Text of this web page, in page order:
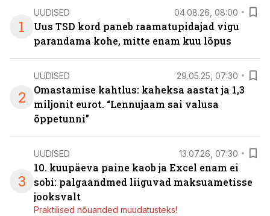
1
UUDISED 04.08.26, 08:00
Uus TSD kord paneb raamatupidajad vigu
parandama kohe, mitte enam kuu lõpus
2
UUDISED 29.05.25, 07:30
Omastamise kahtlus: kaheksa aastat ja 1,3
miljonit eurot. “Lennujaam sai valusa
õppetunni”
3
UUDISED 13.07.26, 07:30
10. kuupäeva paine kaob ja Excel enam ei
sobi: palgaandmed liiguvad maksuametisse
jooksvalt
Praktilised nõuanded muudatusteks!